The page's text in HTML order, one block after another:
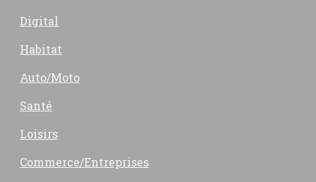
Digital
Habitat
Auto/Moto
Santé
Loisirs
Commerce/Entreprises